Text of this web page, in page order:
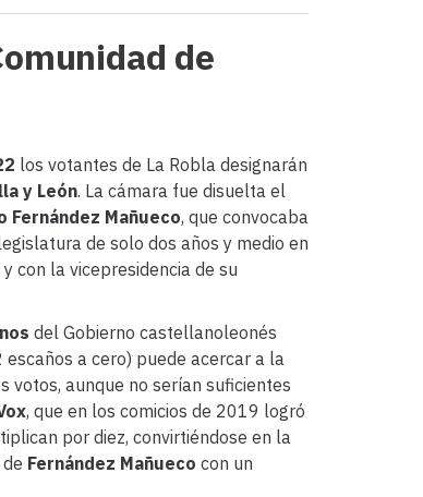
de
los votantes de La Robla designarán
y León. La cámara fue disuelta el
Fernández Mañueco, que convocaba
de solo dos años y medio en
y con la vicepresidencia de su
del Gobierno castellanoleonés
a cero) puede acercar a la
votos, aunque no serían suficientes
, que en los comicios de 2019 logró
por diez, convirtiéndose en la
Fernández Mañueco con un